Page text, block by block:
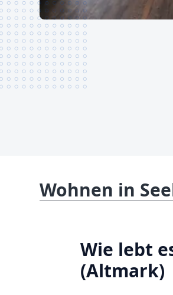
Wohnen in
Wie lebt
(Altmark)